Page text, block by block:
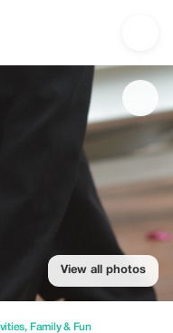
& Beauty | Up
View all photos
, Family & Fun